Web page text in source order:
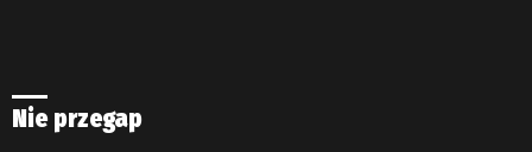
Nie przegap